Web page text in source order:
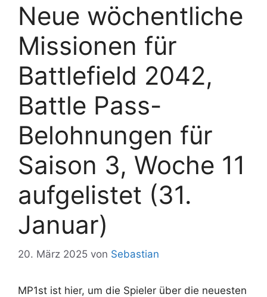
Neue wöchentliche
Missionen für
Battlefield 2042,
Battle Pass-
Belohnungen für
Saison 3, Woche 11
aufgelistet (31.
Januar)
20. März 2025 von Sebastian
MP1st ist hier, um die Spieler über die neuesten